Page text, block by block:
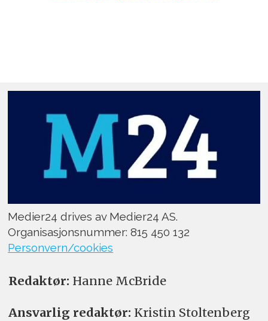
Medier24 drives av Medier24 AS.
Organisasjonsnummer: 815 450 132
Personvern/cookies
Redaktør: Hanne McBride
Ansvarlig redaktør: Kristin Stoltenberg